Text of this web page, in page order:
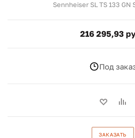
Sennheiser SL TS 133 GN
216 295,93
Под
ЗАКАЗАТЬ